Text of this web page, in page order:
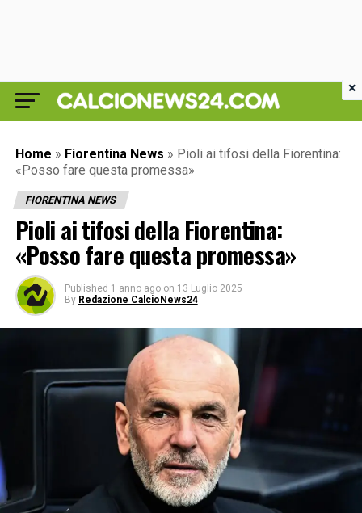
Home » Fiorentina News » Pioli ai tifosi della Fiorentina:
«Posso fare questa promessa»
FIORENTINA NEWS
Pioli ai tifosi della Fiorentina:
«Posso fare questa promessa»
Published 1 anno ago on 13 Luglio 2025
By Redazione CalcioNews24
×